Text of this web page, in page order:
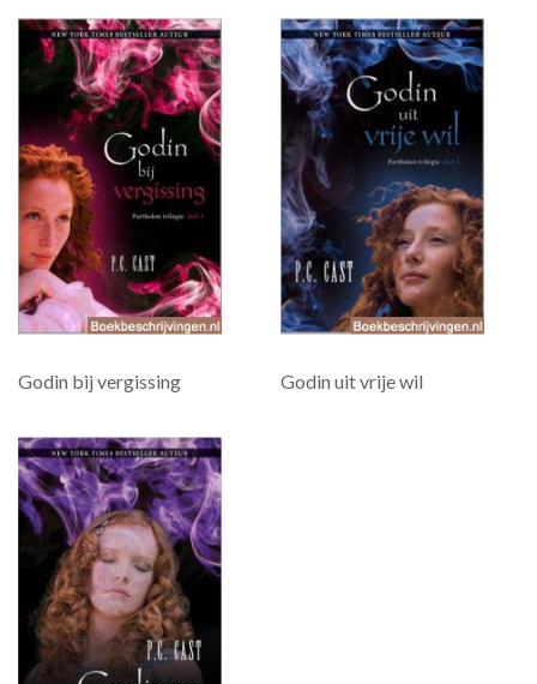
Godin bij vergissing Godin uit vrije wil